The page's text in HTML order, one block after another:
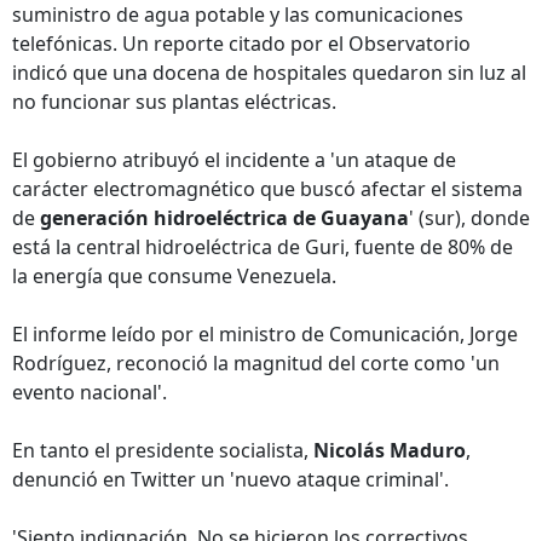
suministro de agua potable y las comunicaciones
telefónicas. Un reporte citado por el Observatorio
indicó que una docena de hospitales quedaron sin luz al
no funcionar sus plantas eléctricas.
El gobierno atribuyó el incidente a 'un ataque de
carácter electromagnético que buscó afectar el sistema
degeneración hidroeléctrica de Guayana' (sur), donde
está la central hidroeléctrica de Guri, fuente de 80% de
la energía que consume Venezuela.
El informe leído por el ministro de Comunicación, Jorge
Rodríguez, reconoció la magnitud del corte como 'un
evento nacional'.
En tanto el presidente socialista, Nicolás Maduro,
denunció en Twitter un 'nuevo ataque criminal'.